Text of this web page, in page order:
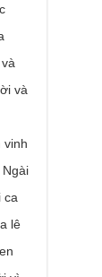
và
vinh
ca
lê